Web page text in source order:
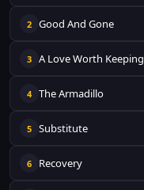
2 Good And Gone
3 A Love Worth Keeping
4 The Armadillo
5 Substitute
6 Recovery